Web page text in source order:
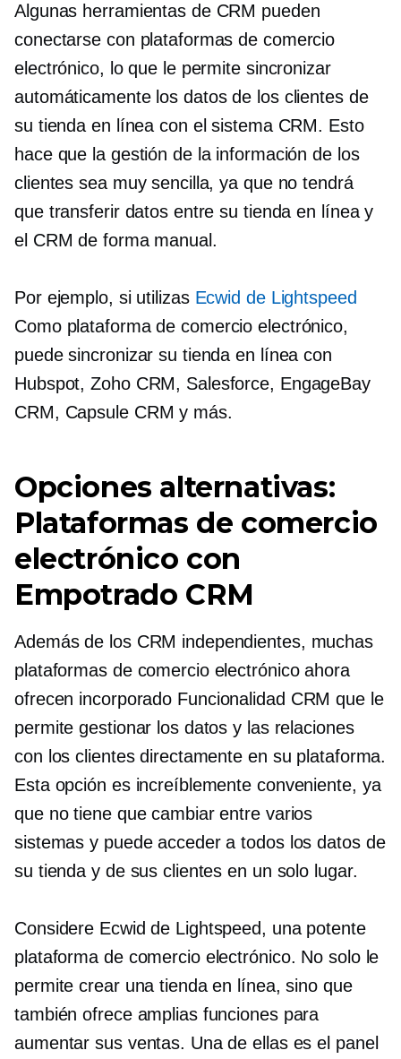
Algunas herramientas de CRM pueden
conectarse con plataformas de comercio
electrónico, lo que le permite sincronizar
automáticamente los datos de los clientes de
su tienda en línea con el sistema CRM. Esto
hace que la gestión de la información de los
clientes sea muy sencilla, ya que no tendrá
que transferir datos entre su tienda en línea y
el CRM de forma manual.
Por ejemplo, si utilizas Ecwid de Lightspeed
Como plataforma de comercio electrónico,
puede sincronizar su tienda en línea con
Hubspot, Zoho CRM, Salesforce, EngageBay
CRM, Capsule CRM y más.
Opciones alternativas:
Plataformas de comercio
electrónico con
Empotrado CRM
Además de los CRM independientes, muchas
plataformas de comercio electrónico ahora
ofrecen incorporado Funcionalidad CRM que le
permite gestionar los datos y las relaciones
con los clientes directamente en su plataforma.
Esta opción es increíblemente conveniente, ya
que no tiene que cambiar entre varios
sistemas y puede acceder a todos los datos de
su tienda y de sus clientes en un solo lugar.
Considere Ecwid de Lightspeed, una potente
plataforma de comercio electrónico. No solo le
permite crear una tienda en línea, sino que
también ofrece amplias funciones para
aumentar sus ventas. Una de ellas es el panel